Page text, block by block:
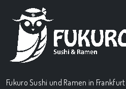
Fukuro Sushi und Ramen in